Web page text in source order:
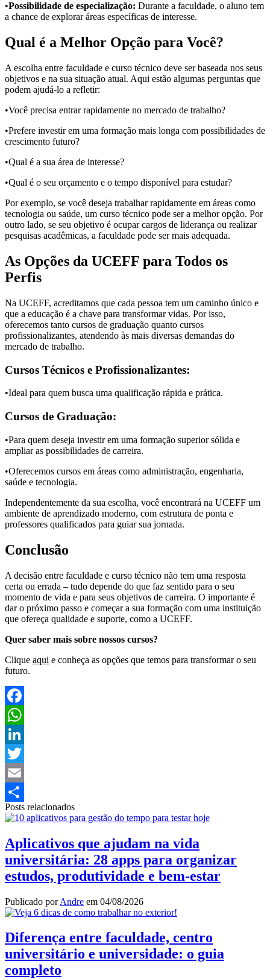
•Possibilidade de especialização: Durante a faculdade, o aluno tem
a chance de explorar áreas específicas de interesse.
Qual é a Melhor Opção para Você?
A escolha entre faculdade e curso técnico deve ser baseada nos seus
objetivos e na sua situação atual. Aqui estão algumas perguntas que
podem ajudá-lo a refletir:
•Você precisa entrar rapidamente no mercado de trabalho?
•Prefere investir em uma formação mais longa com possibilidades de
crescimento futuro?
•Qual é a sua área de interesse?
•Qual é o seu orçamento e o tempo disponível para estudar?
Por exemplo, se você deseja trabalhar rapidamente em áreas como
tecnologia ou saúde, um curso técnico pode ser a melhor opção. Por
outro lado, se seu objetivo é ocupar cargos de liderança ou realizar
pesquisas acadêmicas, a faculdade pode ser mais adequada.
As Opções da UCEFF para Todos os
Perfis
Na UCEFF, acreditamos que cada pessoa tem um caminho único e
que a educação é a chave para transformar vidas. Por isso,
oferecemos tanto cursos de graduação quanto cursos
profissionalizantes, atendendo às mais diversas demandas do
mercado de trabalho.
Cursos Técnicos e Profissionalizantes:
•Ideal para quem busca uma qualificação rápida e prática.
Cursos de Graduação:
•Para quem deseja investir em uma formação superior sólida e
ampliar as possibilidades de carreira.
•Oferecemos cursos em áreas como administração, engenharia,
saúde e tecnologia.
Independentemente da sua escolha, você encontrará na UCEFF um
ambiente de aprendizado moderno, com estrutura de ponta e
professores qualificados para guiar sua jornada.
Conclusão
A decisão entre faculdade e curso técnico não tem uma resposta
certa ou errada – tudo depende do que faz sentido para o seu
momento de vida e para seus objetivos de carreira. O importante é
dar o próximo passo e começar a sua formação com uma instituição
que ofereça qualidade e suporte, como a UCEFF.
Quer saber mais sobre nossos cursos?
Clique aqui e conheça as opções que temos para transformar o seu
futuro.
Facebook
WhatsApp
LinkedIn
Twitter
Email
Share
Posts relacionados
Aplicativos que ajudam na vida
universitária: 28 apps para organizar
estudos, produtividade e bem-estar
Publicado porAndre em 04/08/2026
Diferença entre faculdade, centro
universitário e universidade: o guia
completo